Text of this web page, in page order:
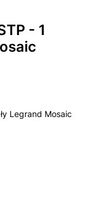
- 1
Legrand Mosaic